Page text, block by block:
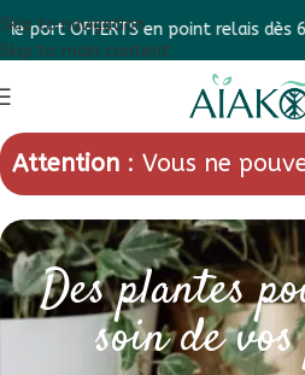
Skip to navigation
Skip to main content
en point relais dès 69€
Attention : Vous ne
Des plantes
soin de